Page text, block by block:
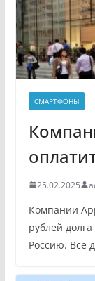
СМАРТФОНЫ
25.02.2025
Компании
рублей
Россию. Все